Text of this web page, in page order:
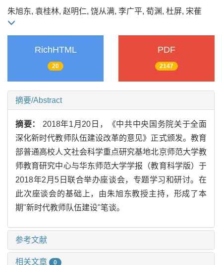
朱旭东, 袁桂林, 赵明仁, 饶从满, 李广平, 荀渊, 杜屏, 宋萑
RichHTML
20
PDF
2147
摘要/Abstract
摘要： 2018年1月20日，《中共中央国务院关于全面
深化新时代教师队伍建设改革的意见》正式颁发。教育
部普通高校人文社会科学重点研究基地北京师范大学教
师教育研究中心与华东师范大学学报（教育科学版）于
2018年2月5日联合举办座谈会，专题学习和研讨。在
此次座谈会的基础上，由朱旭东教授主持，形成了本
期"新时代教师队伍建设"笔谈。
参考文献
相关文章 0